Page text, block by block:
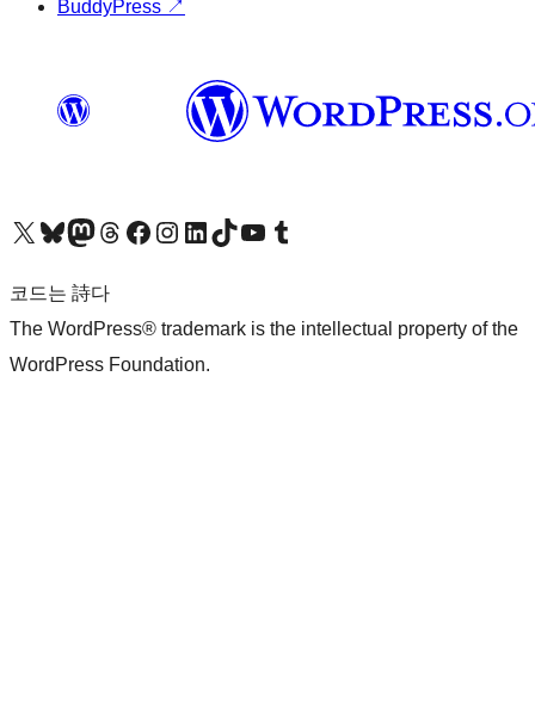
BuddyPress ↗
X(이전 트위터) 계정 방문하기블루스카이 계정 방문하기마스토돈 계정 방문하기스레드 계정 방문하기 페이스북 페이지 방문하기인스타그램 계정 방문하기 LinkedIn 계정 방문하기틱톡 계정 방문하기유튜브 채널 방문하기 텀블러 계정 방문하기
코드는 詩다
The WordPress® trademark is the intellectual property of the
WordPress Foundation.